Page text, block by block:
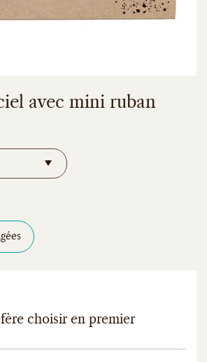
avec mini ruban
choisir en premier